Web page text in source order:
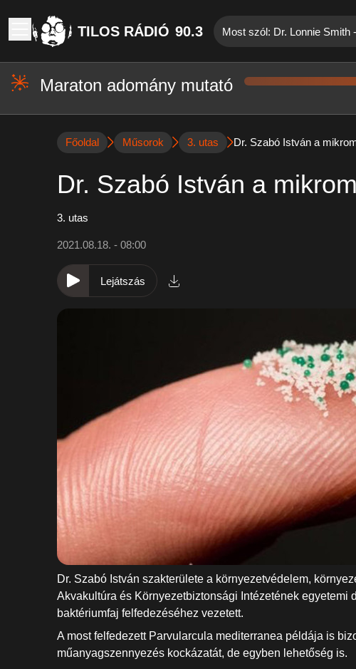
TILOS RÁDIÓ 90.3 Most szól: Dr. Lonnie Smith
Maraton adomány mutató
Főoldal Műsorok 3. utas Dr. Szabó István a
Dr. Szabó István a
3. utas
2021.08.18. - 08:00
Lejátszás
Dr. Szabó István szakterülete a környezetvédelem,
Akvakultúra és Környezetbiztonsági Intézetének
baktériumfaj felfedezéséhez vezetett.
A most felfedezett Parvularcula mediterranea példája is
műanyagszennyezés kockázatát, de egyben lehetőség is.